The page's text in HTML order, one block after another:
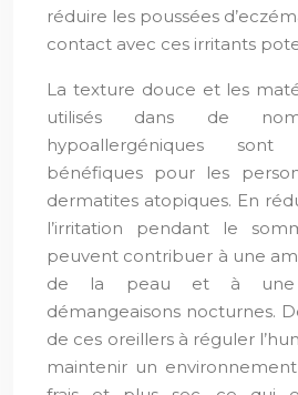
réduire les poussées
contact avec ces irritants
La texture douce et les
utilisés dans de
hypoallergéniques sont
bénéfiques pour les
dermatites atopiques. En
l’irritation pendant le
peuvent contribuer à une
de la peau et à une
démangeaisons nocturnes.
de ces oreillers à réguler
maintenir un